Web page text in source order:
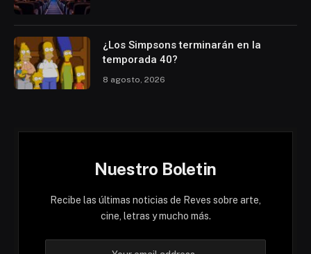
¿Los Simpsons terminarán en la
temporada 40?
8 agosto, 2026
Nuestro Boletin
Recibe las últimas noticias de Reves sobre arte,
cine, letras y mucho más.